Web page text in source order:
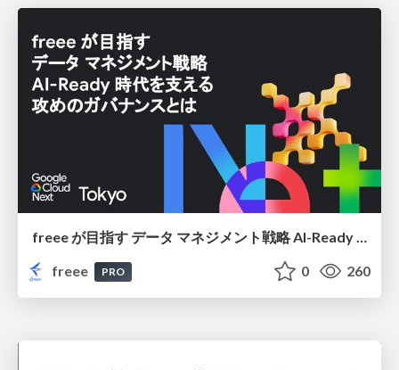
freee が目指す データ マネジメント戦略 AI-Ready 時代を支える 攻めのガバナンスとは
freee
PRO 0 260